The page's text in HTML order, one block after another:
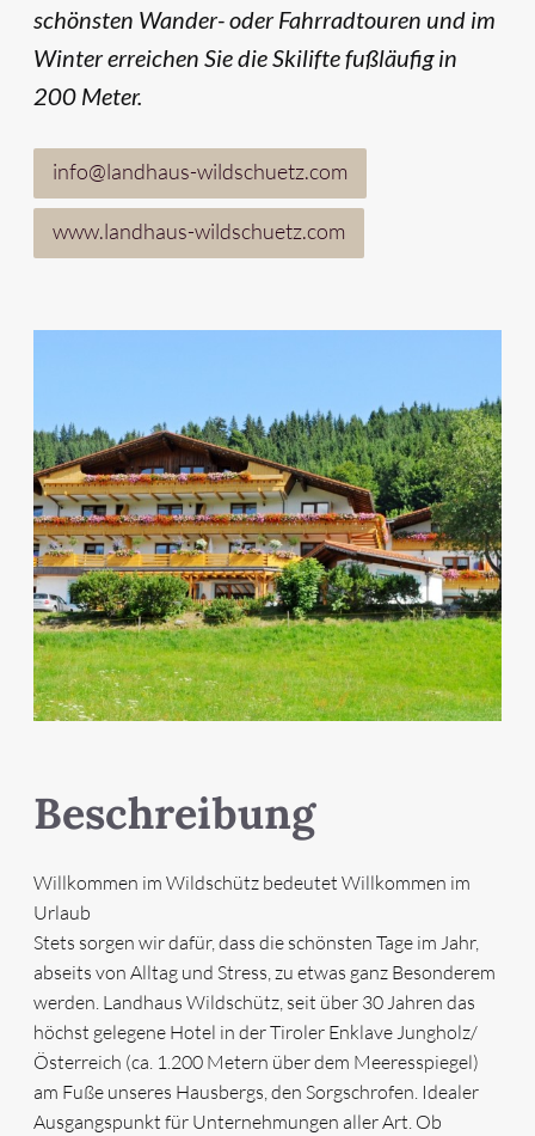
schönsten Wander- oder Fahrradtouren und im
Winter erreichen Sie die Skilifte fußläufig in
200 Meter.
info@landhaus-wildschuetz.com
www.landhaus-wildschuetz.com
Beschreibung
Willkommen im Wildschütz bedeutet Willkommen im
Urlaub
Stets sorgen wir dafür, dass die schönsten Tage im Jahr,
abseits von Alltag und Stress, zu etwas ganz Besonderem
werden. Landhaus Wildschütz, seit über 30 Jahren das
höchst gelegene Hotel in der Tiroler Enklave Jungholz/
Österreich (ca. 1.200 Metern über dem Meeresspiegel)
am Fuße unseres Hausbergs, den Sorgschrofen. Idealer
Ausgangspunkt für Unternehmungen aller Art. Ob